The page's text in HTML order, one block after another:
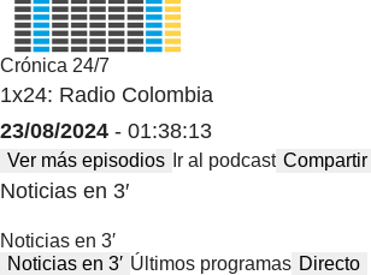
Crónica 24/7
1x24: Radio Colombia
23/08/2024 - 01:38:13
Ver más episodios Ir al podcast Compartir
Noticias en 3′
Noticias en 3′
Noticias en 3′ Últimos programas Directo